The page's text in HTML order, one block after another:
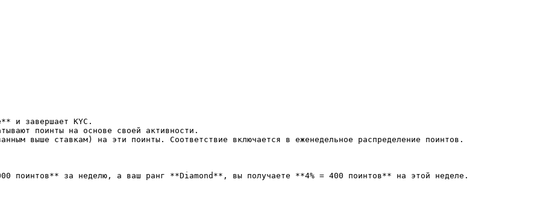
и завершает KYC.
поинты на основе своей активности.
выше ставкам) на эти поинты. Соответствие включается в еженедельное распределение поинтов.
поинтов** за неделю, а ваш ранг **Diamond**, вы получаете **4% = 400 поинтов** на этой неделе.